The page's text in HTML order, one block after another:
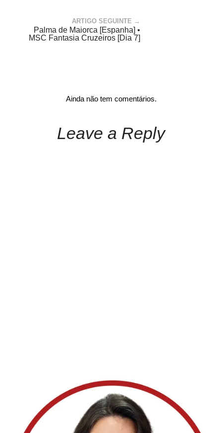
ARTIGO SEGUINTE →
Palma de Maiorca [Espanha] •
MSC Fantasia Cruzeiros [Dia 7]
Ainda não tem comentários.
Leave a Reply